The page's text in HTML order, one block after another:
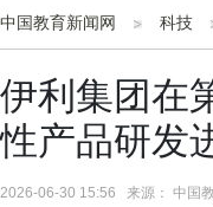
中国教育新闻网 科技
伊利集团在
性产品研发
2026-06-30 15:56 来源： 中国